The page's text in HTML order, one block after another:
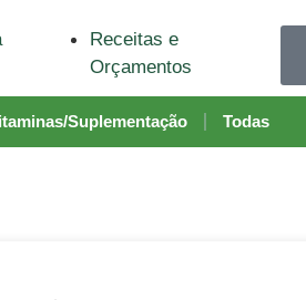
Receitas e
Orçamentos
Suplementação Todas